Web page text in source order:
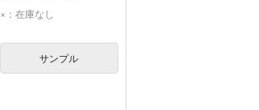
×：在庫なし
サンプル